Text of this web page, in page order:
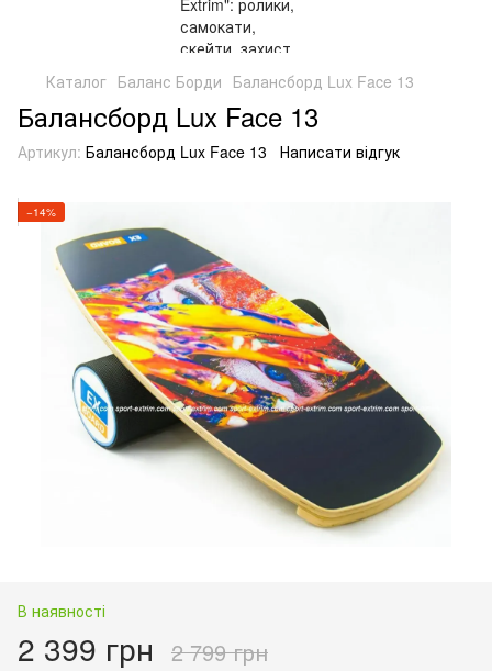
Каталог Баланс Борди Балансборд Lux Face 13
Балансборд Lux Face 13
Артикул: Балансборд Lux Face 13 Написати відгук
−14%
В наявності
2 399 грн 2 799 грн